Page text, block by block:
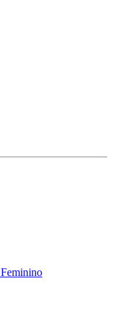
Feminino